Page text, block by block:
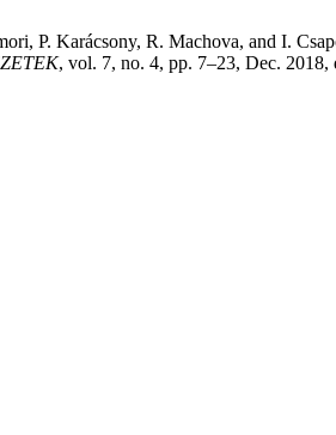
P. Karácsony, R. Machova, and I.
, vol. 7, no. 4, pp. 7–23, Dec.